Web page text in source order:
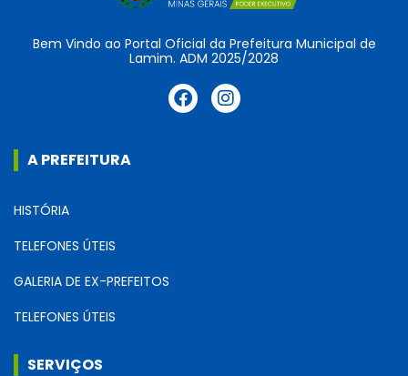
Bem Vindo ao Portal Oficial da Prefeitura Municipal de
Lamim. ADM 2025/2028
A PREFEITURA
HISTÓRIA
TELEFONES ÚTEIS
GALERIA DE EX-PREFEITOS
TELEFONES ÚTEIS
SERVIÇOS